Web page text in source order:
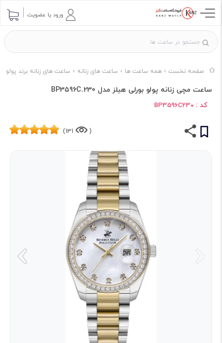
ورود یا عضویت
صفحه نخست همه ساعت ها ساعت های زنانه ساعت های زنانه برند پولو
ساعت مچی زنانه پولو بورلی هیلز مدل BP3596C.230
کد : BP3596C230
(
131)